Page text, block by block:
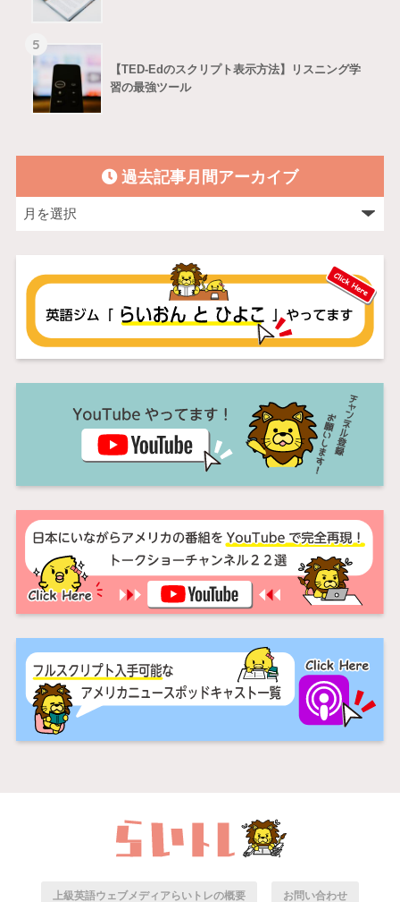
5
【TED-Edのスクリプト表示方法】リスニング学
習の最強ツール
過去記事月間アーカイブ
上級英語ウェブメディアらいトレの概要 お問い合わせ